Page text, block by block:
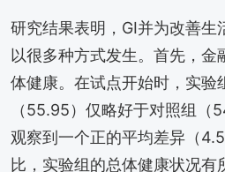
研究结果表明，GI并为改善生
以很多种方式发生。首先，金
体健康。在试点开始时，实验
（55.95）仅略好于对照组（
观察到一个正的平均差异（
比，实验组的总体健康状况有